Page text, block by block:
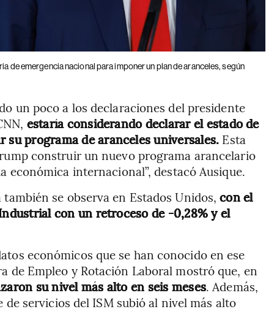
de emergencia nacional para imponer un plan de aranceles, según
un poco a los declaraciones del presidente
estaría considerando declarar el estado de
programa de aranceles universales. Esta
construir un nuevo programa arancelario
económica internacional”, destacó Ausique.
se observa en Estados Unidos,con el
con un retroceso de -0,28% y el
económicos que se han conocido en ese
de Empleo y Rotación Laboral mostró que, en
su nivel más alto en seis meses. Además,
servicios del ISM subió al nivel más alto